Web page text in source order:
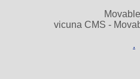
vicuna CMS -
.